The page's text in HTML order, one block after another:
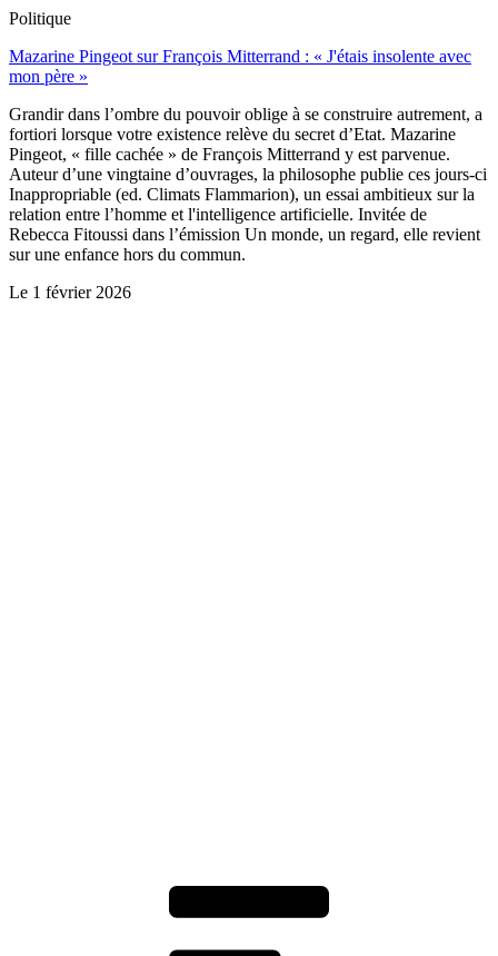
Politique
Mazarine Pingeot sur François Mitterrand : « J'étais insolente avec
mon père »
Grandir dans l’ombre du pouvoir oblige à se construire autrement, a
fortiori lorsque votre existence relève du secret d’Etat. Mazarine
Pingeot, « fille cachée » de François Mitterrand y est parvenue.
Auteur d’une vingtaine d’ouvrages, la philosophe publie ces jours-ci
Inappropriable (ed. Climats Flammarion), un essai ambitieux sur la
relation entre l’homme et l'intelligence artificielle. Invitée de
Rebecca Fitoussi dans l’émission Un monde, un regard, elle revient
sur une enfance hors du commun.
Le 1 février 2026